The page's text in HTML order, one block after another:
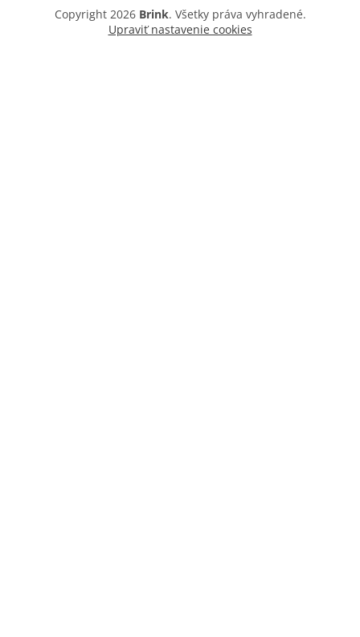
Copyright 2026 Brink. Všetky práva vyhradené.
Upraviť nastavenie cookies